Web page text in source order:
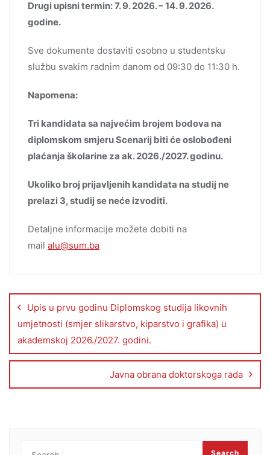
Drugi upisni termin: 7. 9. 2026. – 14. 9. 2026.
godine.
Sve dokumente dostaviti osobno u studentsku
službu svakim radnim danom od 09:30 do 11:30 h.
Napomena:
Tri kandidata sa najvećim brojem bodova na
diplomskom smjeru Scenarij biti će oslobođeni
plaćanja školarine za ak. 2026./2027. godinu.
Ukoliko broj prijavljenih kandidata na studij ne
prelazi 3, studij se neće izvoditi.
Detaljne informacije možete dobiti na
mail alu@sum.ba
Upis u prvu godinu Diplomskog studija likovnih
umjetnosti (smjer slikarstvo, kiparstvo i grafika) u
akademskoj 2026./2027. godini.
Javna obrana doktorskoga rada